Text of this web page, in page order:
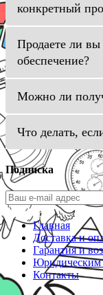
конкретный
Продаете ли
обеспечение?
Можно ли
Что делать,
Подписка
Главная
Доставка и
Гарантия и
Юридическим
Контакты